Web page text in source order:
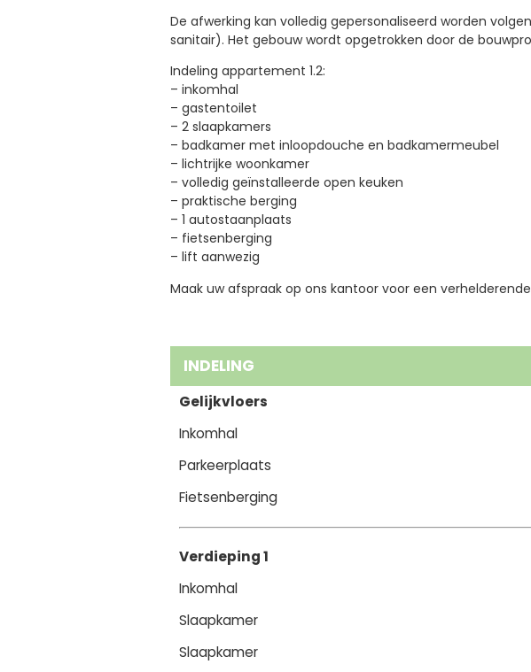
De afwerking kan volledig gepersonaliseerd worden
sanitair). Het gebouw wordt opgetrokken door de
Indeling appartement 1.2:
– inkomhal
– gastentoilet
– 2 slaapkamers
– badkamer met inloopdouche en badkamermeubel
– lichtrijke woonkamer
– volledig geïnstalleerde open keuken
– praktische berging
– 1 autostaanplaats
– fietsenberging
– lift aanwezig
Maak uw afspraak op ons kantoor voor een
INDELING
Gelijkvloers
Inkomhal
Parkeerplaats
Fietsenberging
Verdieping 1
Inkomhal
Slaapkamer
Slaapkamer